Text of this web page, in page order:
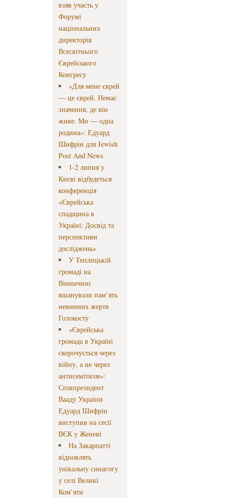
взяв участь у
Форумі
національних
директорів
Всесвітнього
Єврейського
Конгресу
«Для мене єврей
— це єврей. Немає
значення, де він
живе. Ми — одна
родина»: Едуард
Шифрін для Jewish
Post And News
1-2 липня у
Києві відбудеться
конференція
«Єврейська
спадщина в
Україні: Досвід та
перспективи
досліджень»
У Теплицькій
громаді на
Вінничині
вшанували пам’ять
невинних жертв
Голокосту
«Єврейська
громада в Україні
скорочується через
війну, а не через
антисемітизм»:
Співпрезидент
Вааду України
Едуард Шифрін
виступив на сесії
ВЄК у Женеві
На Закарпатті
відновлять
унікальну синагогу
у селі Великі
Ком’яти